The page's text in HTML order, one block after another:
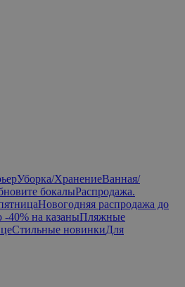
Уборка/ХранениеВанная/
бокалыРаспродажа.
Новогодняя распродажа до
-40% на казаныПляжные
Стильные новинкиДля